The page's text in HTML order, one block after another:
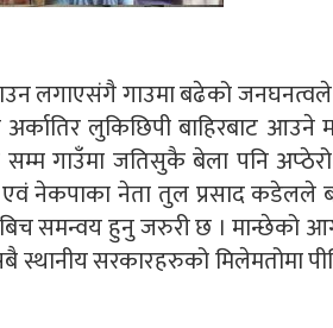
लगाएसंगै गाउमा बढेको जनघनत्वले
लुकिछिपी बाहिरबाट आउने
गाउँमा जतिसुकै बेला पनि
नेकपाका नेता तुल प्रसाद कडेलले
समन्वय हुनु जरुरी छ । मान्छेको
सरकारहरुको मिलेमतोमा